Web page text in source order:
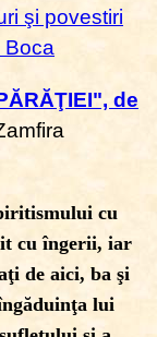
şi povestiri
Boca
de
cu
cu îngerii, iar
de aici, ba şi
lui